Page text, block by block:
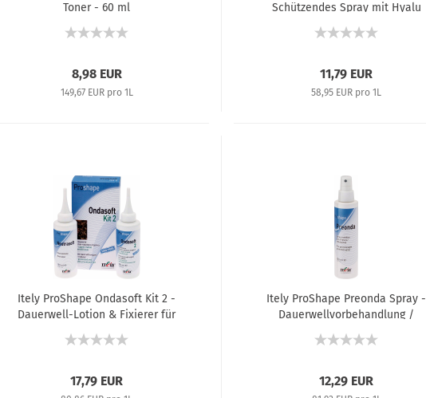
Toner - 60 ml
8,98 EUR
149,67 EUR pro 1L
Schützendes Spray mit Hyalu
11,79 EUR
58,95 EUR pro 1L
Itely ProShape Ondasoft Kit 2 -
Dauerwell-Lotion & Fixierer für
behandeltes Haar - 100 ml +
17,79 EUR
Itely ProShape Preonda Spray -
Dauerwellvorbehandlung /
150 ml
12,29 EUR